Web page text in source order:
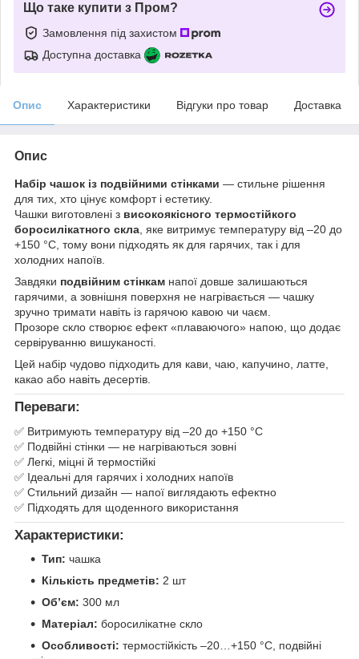
Що таке купити з Пром?
Замовлення під захистом
Доступна доставка
Опис Характеристики Відгуки про товар Доставка
Опис
Набір чашок із подвійними стінками — стильне рішення
для тих, хто цінує комфорт і естетику.
Чашки виготовлені з високоякісного термостійкого
боросилікатного скла , яке витримує температуру від –20 до
+150 °C, тому вони підходять як для гарячих, так і для
холодних напоїв.
Завдяки подвійним стінкам напої довше залишаються
гарячими, а зовнішня поверхня не нагрівається — чашку
зручно тримати навіть із гарячою кавою чи чаєм.
Прозоре скло створює ефект «плаваючого» напою, що додає
сервіруванню вишуканості.
Цей набір чудово підходить для кави, чаю, капучино, латте,
какао або навіть десертів.
Переваги:
✅ Витримують температуру від –20 до +150 °C
✅ Подвійні стінки — не нагріваються зовні
✅ Легкі, міцні й термостійкі
✅ Ідеальні для гарячих і холодних напоїв
✅ Стильний дизайн — напої виглядають ефектно
✅ Підходять для щоденного використання
Характеристики:
Тип: чашка
Кількість предметів: 2 шт
Обʼєм: 300 мл
Матеріал: боросилікатне скло
Особливості: термостійкість –20…+150 °C, подвійні